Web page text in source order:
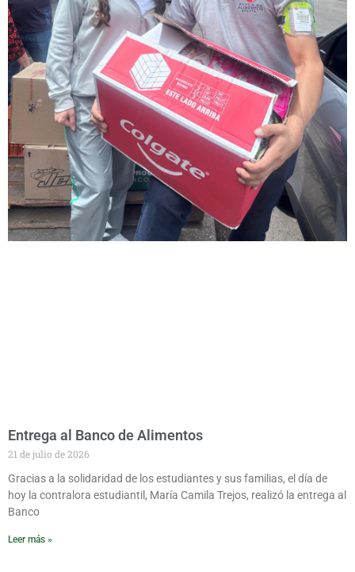
Entrega al Banco de Alimentos
21 de julio de 2026
Gracias a la solidaridad de los estudiantes y sus familias, el día de
hoy la contralora estudiantil, María Camila Trejos, realizó la entrega al
Banco
Leer más »